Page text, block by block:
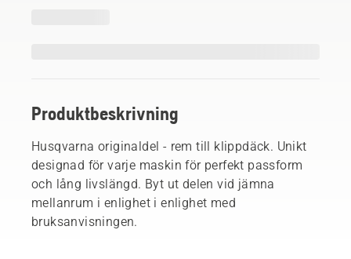
Produktbeskrivning
Husqvarna originaldel - rem till klippdäck. Unikt
designad för varje maskin för perfekt passform
och lång livslängd. Byt ut delen vid jämna
mellanrum i enlighet i enlighet med
bruksanvisningen.